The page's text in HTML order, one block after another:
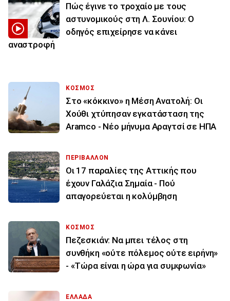
Πώς έγινε το τροχαίο με τους
αστυνομικούς στη Λ. Σουνίου: Ο
οδηγός επιχείρησε να κάνει
αναστροφή
ΚΟΣΜΟΣ
Στο «κόκκινο» η Μέση Ανατολή: Οι
Χούθι χτύπησαν εγκατάσταση της
Aramco - Νέο μήνυμα Αραγτσί σε ΗΠΑ
ΠΕΡΙΒΑΛΛΟΝ
Οι 17 παραλίες της Αττικής που
έχουν Γαλάζια Σημαία - Πού
απαγορεύεται η κολύμβηση
ΚΟΣΜΟΣ
Πεζεσκιάν: Να μπει τέλος στη
συνθήκη «ούτε πόλεμος ούτε ειρήνη»
- «Τώρα είναι η ώρα για συμφωνία»
ΕΛΛΑΔΑ